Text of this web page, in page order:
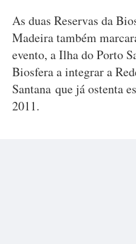
As duas Reservas da
Madeira também
evento, a Ilha do Porto
Biosfera a integrar a
Santana que já ostenta
2011.